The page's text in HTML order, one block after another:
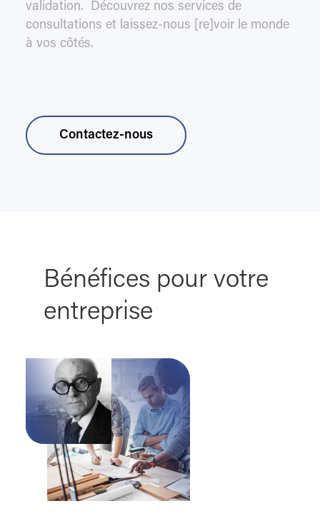
validation. Découvrez nos services de
consultations et laissez-nous [re]voir le monde
à vos côtés.
Contactez-nous
Bénéfices pour votre
entreprise